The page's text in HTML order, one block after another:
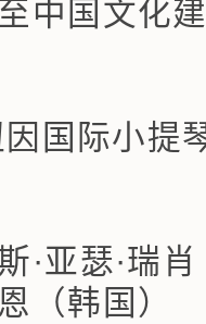
中国文化
国际小提
·亚瑟·
（韩国）